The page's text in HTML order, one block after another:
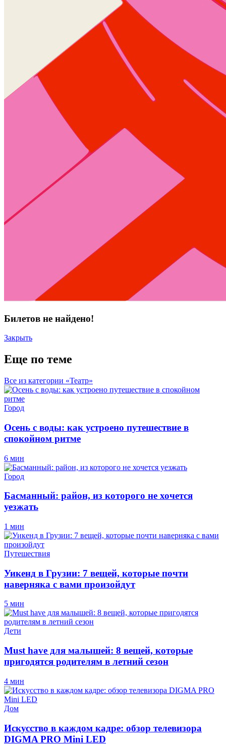
Билетов не найдено!
Закрыть
Еще по теме
Все из категории «Театр»
Город
Осень с воды: как устроено путешествие в
спокойном ритме
6 мин
Город
Басманный: район, из которого не хочется
уезжать
1 мин
Путешествия
Уикенд в Грузии: 7 вещей, которые почти
наверняка с вами произойдут
5 мин
Дети
Must have для малышей: 8 вещей, которые
пригодятся родителям в летний сезон
4 мин
Дом
Искусство в каждом кадре: обзор телевизора
DIGMA PRO Mini LED